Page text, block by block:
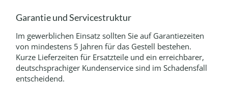
Garantie und Servicestruktur
Im gewerblichen Einsatz sollten Sie auf Garantiezeiten
von mindestens 5 Jahren für das Gestell bestehen.
Kurze Lieferzeiten für Ersatzteile und ein erreichbarer,
deutschsprachiger Kundenservice sind im Schadensfall
entscheidend.